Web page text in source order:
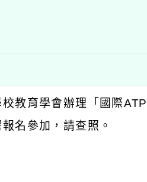
教育學會辦理「國際ATP
名參加，請查照。